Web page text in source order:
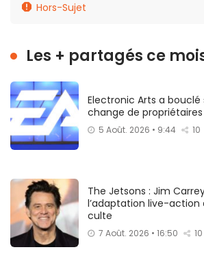
Hors-Sujet
Les + partagés ce
Electronic Arts a
change de propriétaires
5 Août. 2026 • 9:44 10
The Jetsons : Jim
l’adaptation live-action
culte
7 Août. 2026 • 16:50 10